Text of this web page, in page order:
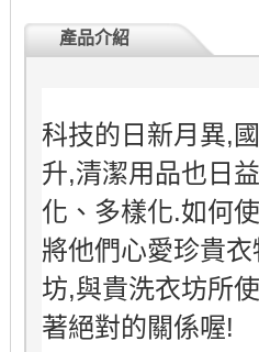
產品介紹
科技的日新月異,
升,清潔用品也日
化、多樣化.如何
將他們心愛珍貴
坊,與貴洗衣坊所
著絕對的關係喔!